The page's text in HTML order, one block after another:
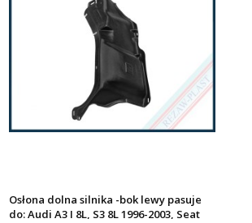
Osłona dolna silnika -bok lewy pasuje
do: Audi A3 I 8L, S3 8L 1996-2003, Seat